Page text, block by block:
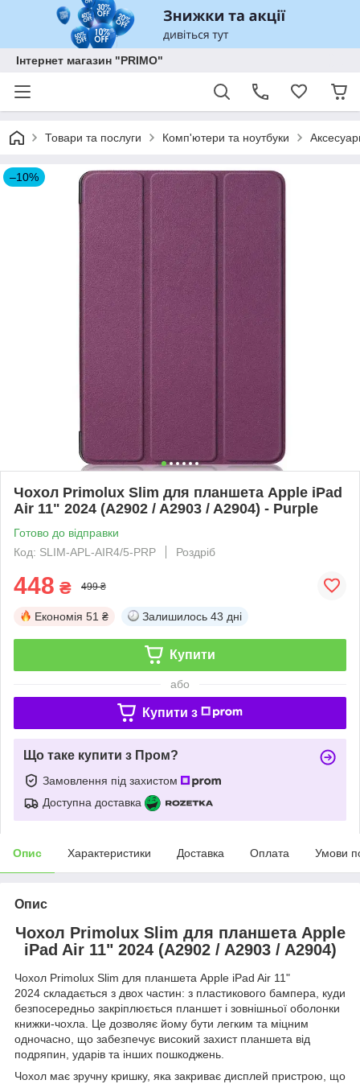
Інтернет магазин "PRIMO"
Товари та послуги Комп'ютери та ноутбуки
–10%
Чохол Primolux Slim для планшета Apple iPad
Air 11" 2024 (A2902 / A2903 / A2904) - Purple
Готово до відправки
Код: SLIM-APL-AIR4/5-PRP
Роздріб
448 ₴ 499 ₴
Економія 51 ₴ Залишилось 43 дні
Купити
або
Купити з
Що таке купити з Пром?
Замовлення під захистом
Доступна доставка
Опис Характеристики Доставка Оплата Умови
Опис
Чохол Primolux Slim для планшета Apple
iPad Air 11" 2024 (A2902 / A2903 / A2904)
Чохол Primolux Slim для планшета Apple iPad Air 11"
2024 складається з двох частин: з пластикового бампера, куди
безпосередньо закріплюється планшет і зовнішньої оболонки
книжки-чохла. Це дозволяє йому бути легким та міцним
одночасно, що забезпечує високий захист планшета від
подряпин, ударів та інших пошкоджень.
Чохол має зручну кришку, яка закриває дисплей пристрою, що